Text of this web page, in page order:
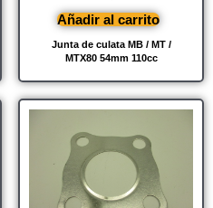
Junta de culata MB / MT /
MTX80 54mm 110cc
Añadir al carrito